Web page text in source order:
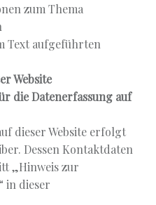
zum Thema
Text aufgeführten
Website
die Datenerfassung auf
dieser Website erfolgt
Dessen Kontaktdaten
„Hinweis zur
in dieser